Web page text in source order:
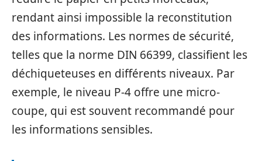
rendant ainsi impossible la reconstitution
des informations. Les normes de sécurité,
telles que la norme DIN 66399, classifient les
déchiqueteuses en différents niveaux. Par
exemple, le niveau P-4 offre une micro-
coupe, qui est souvent recommandé pour
les informations sensibles.